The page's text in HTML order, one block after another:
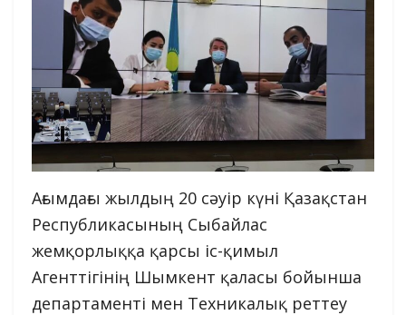
Ағымдағы жылдың 20 сәуір күні Қазақстан
Республикасының Сыбайлас
жемқорлыққа қарсы іс-қимыл
Агенттігінің Шымкент қаласы бойынша
департаменті мен Техникалық реттеу